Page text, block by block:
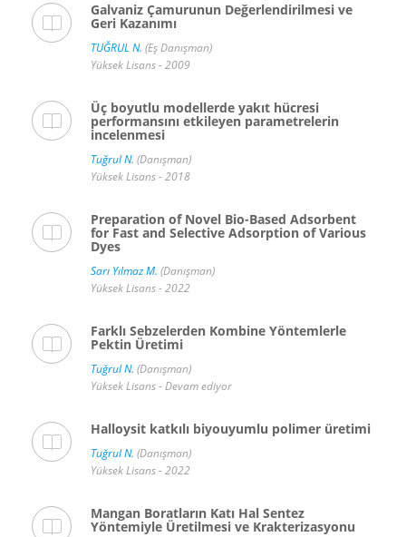
Galvaniz Çamurunun Değerlendirilmesi ve
Geri Kazanımı
TUĞRUL N. (Eş Danışman)
Yüksek Lisans - 2009
Üç boyutlu modellerde yakıt hücresi
performansını etkileyen parametrelerin
incelenmesi
Tuğrul N. (Danışman)
Yüksek Lisans - 2018
Preparation of Novel Bio-Based Adsorbent
for Fast and Selective Adsorption of Various
Dyes
Sarı Yılmaz M. (Danışman)
Yüksek Lisans - 2022
Farklı Sebzelerden Kombine Yöntemlerle
Pektin Üretimi
Tuğrul N. (Danışman)
Yüksek Lisans - Devam ediyor
Halloysit katkılı biyouyumlu polimer üretimi
Tuğrul N. (Danışman)
Yüksek Lisans - 2022
Mangan Boratların Katı Hal Sentez
Yöntemiyle Üretilmesi ve Krakterizasyonu